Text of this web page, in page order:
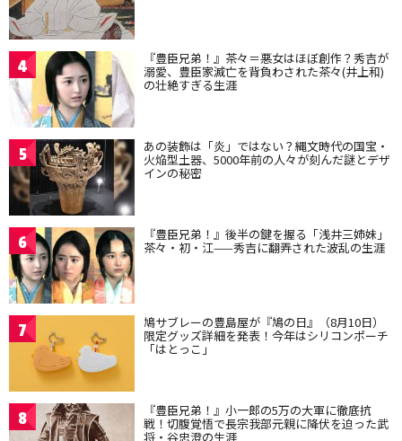
4 『豊臣兄弟！』茶々＝悪女はほぼ創作？秀吉が
溺愛、豊臣家滅亡を背負わされた茶々(井上和)
の壮絶すぎる生涯
5 あの装飾は「炎」ではない？縄文時代の国宝・
火焔型土器、5000年前の人々が刻んだ謎とデザ
インの秘密
6 『豊臣兄弟！』後半の鍵を握る「浅井三姉妹」
茶々・初・江——秀吉に翻弄された波乱の生涯
7 鳩サブレーの豊島屋が『鳩の日』（8月10日）
限定グッズ詳細を発表！今年はシリコンポーチ
「はとっこ」
8 『豊臣兄弟！』小一郎の5万の大軍に徹底抗
戦！切腹覚悟で長宗我部元親に降伏を迫った武
将・谷忠澄の生涯